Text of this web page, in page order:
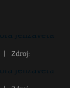
Zdroj: